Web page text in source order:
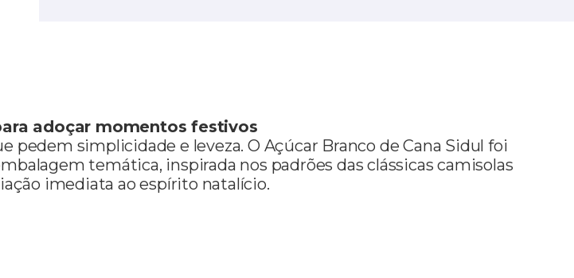
adoçar momentos festivos
pedem simplicidade e leveza. O Açúcar Branco de Cana Sidul foi
temática, inspirada nos padrões das clássicas camisolas
imediata ao espírito natalício.